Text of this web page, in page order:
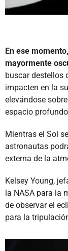
En ese
mayormente
buscar destellos
impacten en la
elevándose
espacio
Mientras el Sol
astronautas
externa de la
Kelsey Young,
la NASA para la
de observar el
para la